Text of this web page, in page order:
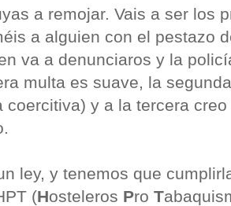
a remojar. Vais a ser los
a alguien con el pestazo
va a denunciaros y la
multa es suave, la
coercitiva) y a la tercera
ley, y tenemos que
(Hosteleros Pro T